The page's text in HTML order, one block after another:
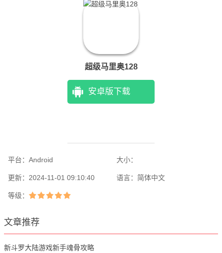
超级马里奥128
安卓版下载
平台： Android 大小：
更新： 2024-11-01 09:10:40 语言： 简体中文
等级：
文章推荐
新斗罗大陆游戏新手魂骨攻略